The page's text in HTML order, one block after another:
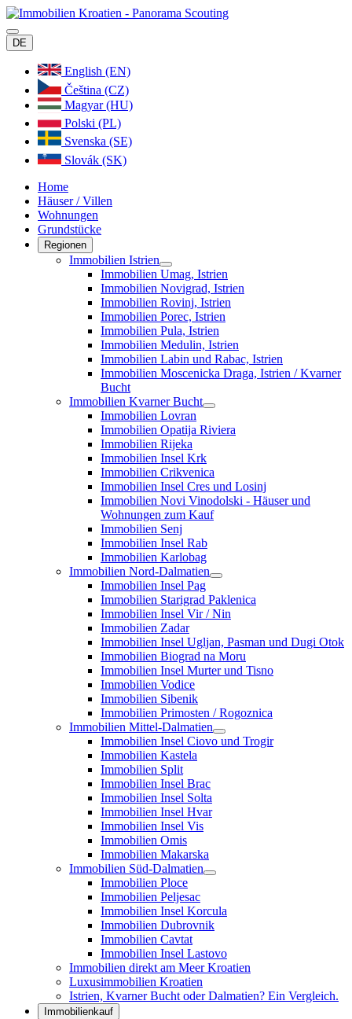
DE
English (EN)
Čeština (CZ)
Magyar (HU)
Polski (PL)
Svenska (SE)
Slovák (SK)
Home
Häuser / Villen
Wohnungen
Grundstücke
Regionen
Immobilien Istrien
Immobilien Umag, Istrien
Immobilien Novigrad, Istrien
Immobilien Rovinj, Istrien
Immobilien Porec, Istrien
Immobilien Pula, Istrien
Immobilien Medulin, Istrien
Immobilien Labin und Rabac, Istrien
Immobilien Moscenicka Draga, Istrien / Kvarner
Bucht
Immobilien Kvarner Bucht
Immobilien Lovran
Immobilien Opatija Riviera
Immobilien Rijeka
Immobilien Insel Krk
Immobilien Crikvenica
Immobilien Insel Cres und Losinj
Immobilien Novi Vinodolski - Häuser und
Wohnungen zum Kauf
Immobilien Senj
Immobilien Insel Rab
Immobilien Karlobag
Immobilien Nord-Dalmatien
Immobilien Insel Pag
Immobilien Starigrad Paklenica
Immobilien Insel Vir / Nin
Immobilien Zadar
Immobilien Insel Ugljan, Pasman und Dugi Otok
Immobilien Biograd na Moru
Immobilien Insel Murter und Tisno
Immobilien Vodice
Immobilien Sibenik
Immobilien Primosten / Rogoznica
Immobilien Mittel-Dalmatien
Immobilien Insel Ciovo und Trogir
Immobilien Kastela
Immobilien Split
Immobilien Insel Brac
Immobilien Insel Solta
Immobilien Insel Hvar
Immobilien Insel Vis
Immobilien Omis
Immobilien Makarska
Immobilien Süd-Dalmatien
Immobilien Ploce
Immobilien Peljesac
Immobilien Insel Korcula
Immobilien Dubrovnik
Immobilien Cavtat
Immobilien Insel Lastovo
Immobilien direkt am Meer Kroatien
Luxusimmobilien Kroatien
Istrien, Kvarner Bucht oder Dalmatien? Ein Vergleich.
Immobilienkauf